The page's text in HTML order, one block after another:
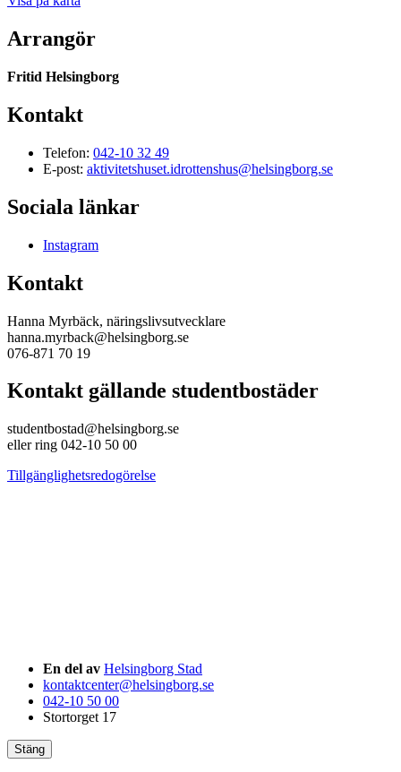
Arrangör
Fritid Helsingborg
Kontakt
Telefon: 042-10 32 49
E-post: aktivitetshuset.idrottenshus@helsingborg.se
Sociala länkar
Instagram
Kontakt
Hanna Myrbäck, näringslivsutvecklare
hanna.myrback@helsingborg.se
076-871 70 19
Kontakt gällande studentbostäder
studentbostad@helsingborg.se
eller ring 042-10 50 00
Tillgänglighetsredogörelse
En del av Helsingborg Stad
kontaktcenter@helsingborg.se
042-10 50 00
Stortorget 17
Stäng